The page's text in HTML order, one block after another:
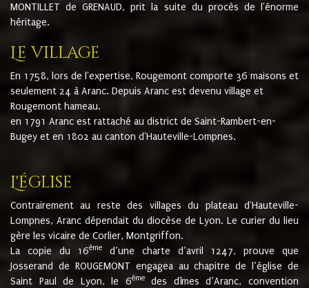
MONTILLET de GRENAUD, prit la suite du procès de l'énorme
héritage.
Le village
En 1758, lors de l'expertise, Rougemont comporte 36 maisons et
seulement 24 à Aranc. Depuis Aranc est devenu village et
Rougemont hameau.
en 1791 Aranc est rattaché au district de Saint-Rambert-en-
Bugey et en 1802 au canton d'Hauteville-Lompnes.
L'église
Contrairement au reste des villages du plateau d'Hauteville-
Lompnes, Aranc dépendait du diocèse de Lyon. Le curier du lieu
gère les vicaire de Corlier, Montgriffon.
La copie du 16ème
d’une charte d’avril 1247, prouve que
Josserand de ROUGEMONT engagea au chapitre de l’église de
Saint Paul de Lyon, le 6èmedes dîmes d’Aranc, convention